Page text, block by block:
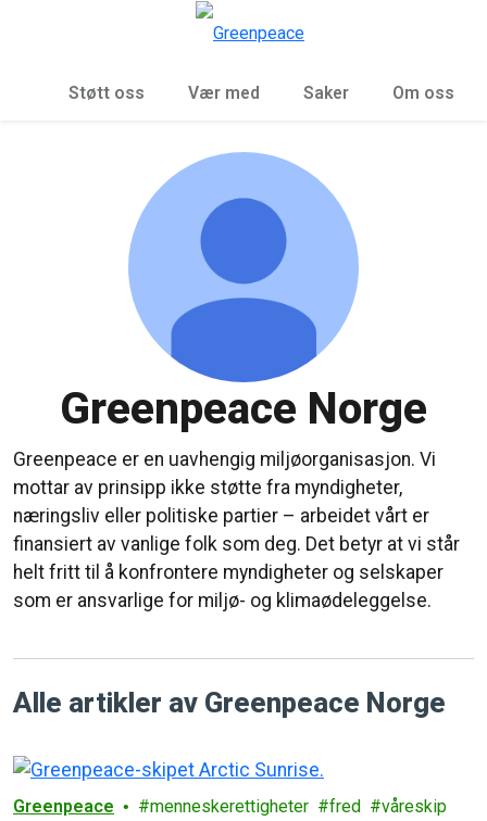
Støtt oss Vær med Saker Om oss
Greenpeace Norge
Greenpeace er en uavhengig miljøorganisasjon. Vi
mottar av prinsipp ikke støtte fra myndigheter,
næringsliv eller politiske partier – arbeidet vårt er
finansiert av vanlige folk som deg. Det betyr at vi står
helt fritt til å konfrontere myndigheter og selskaper
som er ansvarlige for miljø- og klimaødeleggelse.
Alle artikler av Greenpeace Norge
Greenpeace menneskerettigheter fred våreskip